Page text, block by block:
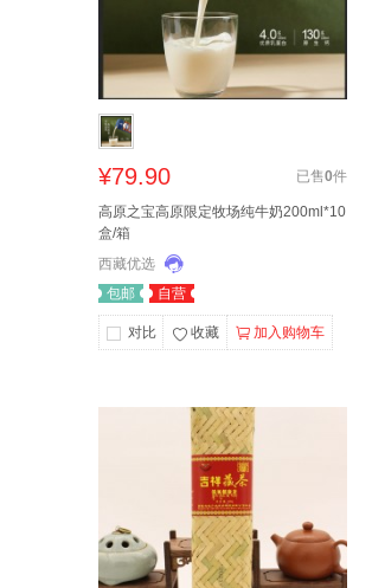
¥79.90 已售0件
高原之宝高原限定牧场纯牛奶200ml*10
盒/箱
西藏优选
包邮
自营
对比 收藏 加入购物车